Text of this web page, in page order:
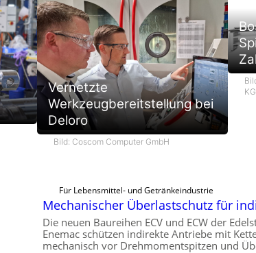
Vernetzte
Werkzeugbereitstellung bei
Deloro
Bild: Coscom Computer GmbH
KG
Für Lebensmittel- und Getränkeindustrie
Mechanischer Überlastschutz für
Die neuen Baureihen ECV und ECW der
Enemac schützen indirekte Antriebe mit
mechanisch vor Drehmomentspitzen und